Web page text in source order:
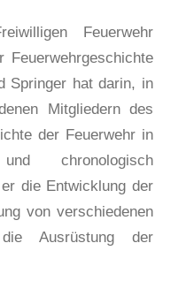
Feuerwehr
Springer hat darin, in
Mitgliedern des
der Feuerwehr in
chronologisch
die Entwicklung der
von verschiedenen
die Ausrüstung der